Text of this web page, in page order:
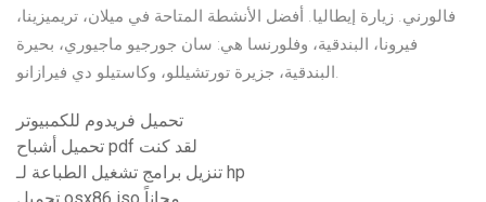
فالورني. زيارة إيطاليا. أفضل الأنشطة المتاحة في ميلان، تريميزينا،
فيرونا، البندقية، وفلورنسا هي: سان جورجيو ماجيوري، بحيرة
البندقية، جزيرة تورتشيللو، وكاستيلو دي فيرازانو.
تحميل فريدوم للكمبيوتر
تحميل أشباح pdf لقد كنت
تنزيل برامج تشغيل الطباعة لـ hp